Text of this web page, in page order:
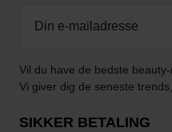
Vil du have de bedste
Vi giver dig de seneste
SIKKER BETALING